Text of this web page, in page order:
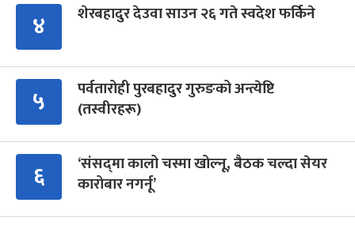
४ शेरबहादुर देउवा साउन २६ गते स्वदेश फर्किने
५
पर्वतारोही पुरबहादुर गुरुङको अन्त्येष्टि
(तस्वीरहरू)
६
‘संसद्‍मा कालो चस्मा खोल्नू, बैठक चल्दा सेयर
कारोबार नगर्नू’